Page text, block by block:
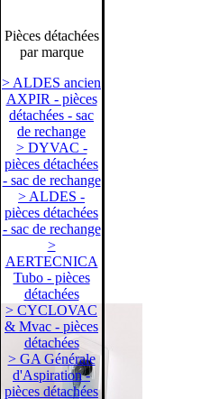
Pièces détachées
par marque
> ALDES ancien
AXPIR - pièces
détachées - sac
de rechange
> DYVAC -
pièces détachées
- sac de rechange
> ALDES -
pièces détachées
- sac de rechange
>
AERTECNICA
Tubo - pièces
détachées
> CYCLOVAC
& Mvac - pièces
détachées
> GA Générale
d'Aspiration -
pièces détachées